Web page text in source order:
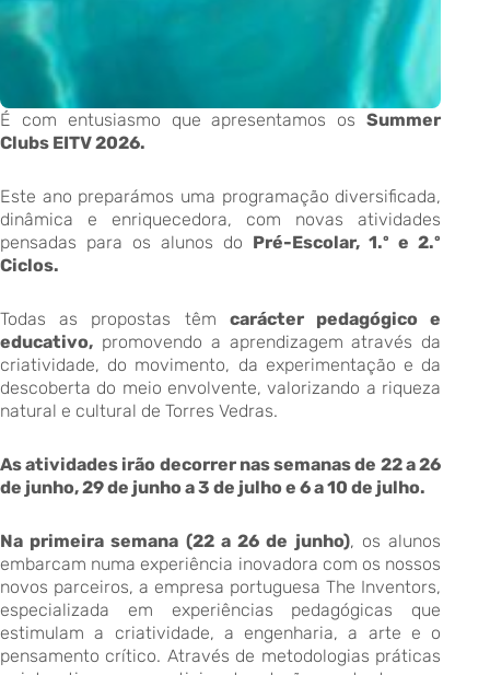
É com entusiasmo que apresentamos osSummer
Clubs EITV 2026.
Este ano preparámos uma programação diversificada,
dinâmica e enriquecedora, com novas atividades
pensadas para os alunos do Pré-Escolar, 1.º e 2.º
Ciclos.
Todas as propostas têm carácter pedagógico e
educativo, promovendo a aprendizagem através da
criatividade, do movimento, da experimentação e da
descoberta do meio envolvente, valorizando a riqueza
natural e cultural de Torres Vedras.
As atividades irão decorrer nas semanas de 22 a 26
de junho, 29 de junho a 3 de julho e 6 a 10 de julho.
Na primeira semana (22 a 26 de junho), os alunos
embarcam numa experiência inovadora com os nossos
novos parceiros, a empresa portuguesa The Inventors,
especializada em experiências pedagógicas que
estimulam a criatividade, a engenharia, a arte e o
pensamento crítico. Através de metodologias práticas